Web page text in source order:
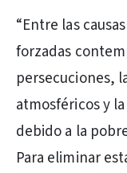
“Entre las
forzadas
persecuciones,
atmosféricos y
debido a la
Para eliminar